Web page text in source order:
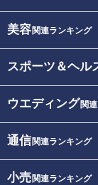
美容関連ランキング
スポーツ＆ヘル
ウエディング関
通信関連ランキング
小売関連ランキング